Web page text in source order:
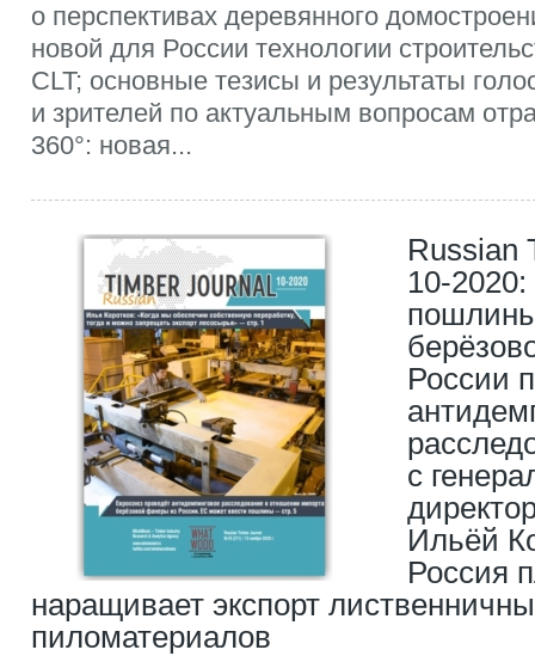
о перспективах деревянного
новой для России технологии
CLT; основные тезисы и результаты
и зрителей по актуальным вопросам
360°: новая...
Russian
10-
России
с
Ильёй
Россия
наращивает экспорт
пиломатериалов